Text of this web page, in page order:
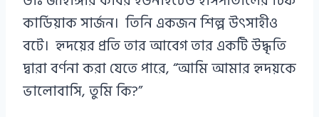
কার্ডিয়াক সার্জন। তিনি একজন শিল্প উৎসাহীও
বটে। হৃদয়ের প্রতি তার আবেগ তার একটি উদ্ধৃতি
দ্বারা বর্ণনা করা যেতে পারে, “আমি আমার হৃদয়কে
ভালোবাসি, তুমি কি?”